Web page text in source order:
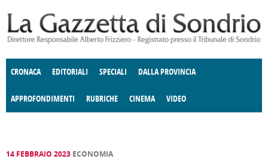
CRONACA EDITORIALI SPECIALI DALLA PROVINCIA
APPROFONDIMENTI
E SPETTACOLI POLITICA
RUBRICHE
DELLE IDEE FATTI DELLO SPIRITO
CINEMA VIDEO
14 FEBBRAIO 2023 ECONOMIA